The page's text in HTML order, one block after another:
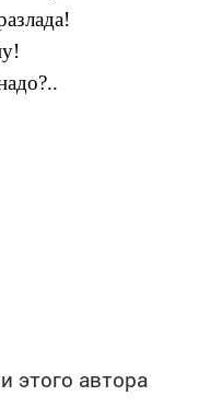
этого автора